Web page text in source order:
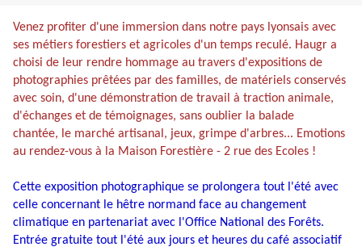
Venez profiter d'une immersion dans notre pays lyonsais avec
ses métiers forestiers et agricoles d'un temps reculé. Haugr a
choisi de leur rendre hommage au travers d'expositions de
photographies prêtées par des familles, de matériels conservés
avec soin, d'une démonstration de travail à traction animale,
d'échanges et de témoignages, sans oublier la balade
chantée, le marché artisanal, jeux, grimpe d'arbres... Emotions
au rendez-vous à la Maison Forestière - 2 rue des Ecoles !
Cette exposition photographique se prolongera tout l'été avec
celle concernant le hêtre normand face au changement
climatique en partenariat avec l'Office National des Forêts.
Entrée gratuite tout l'été aux jours et heures du café associatif